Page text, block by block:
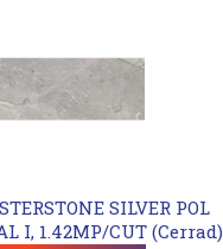
SILVER POL
I, 1.42MP/CUT (Cerrad)